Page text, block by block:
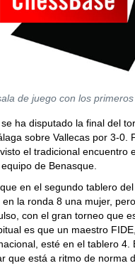
de juego con los
ha disputado la final del
sobre Vallecas por 3-0.
el tradicional encuentro
de Benasque.
en el segundo tablero
en la ronda 8 una mujer,
con el gran torneo que
es que un maestro
esté en el tablero 4.
que está a ritmo de norma